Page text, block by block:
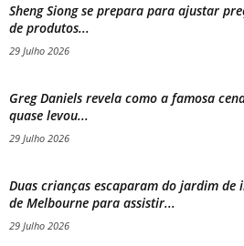
Sheng Siong se prepara para ajustar
de produtos...
29 Julho 2026
Greg Daniels revela como a famosa
quase levou...
29 Julho 2026
Duas crianças escaparam do jardim de
de Melbourne para assistir...
29 Julho 2026